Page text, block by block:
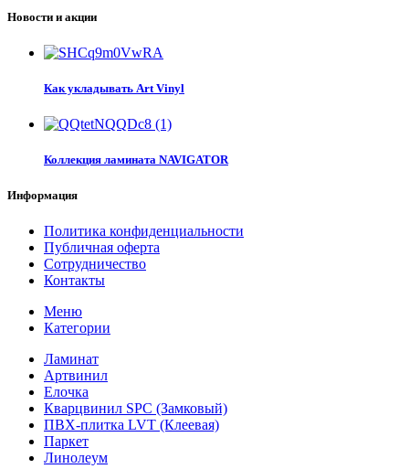
Новости и акции
Как укладывать Art Vinyl
Коллекция ламината NAVIGATOR
Информация
Политика конфиденциальности
Публичная оферта
Сотрудничество
Контакты
Меню
Категории
Ламинат
Артвинил
Елочка
Кварцвинил SPC (Замковый)
ПВХ-плитка LVT (Клеевая)
Паркет
Линолеум